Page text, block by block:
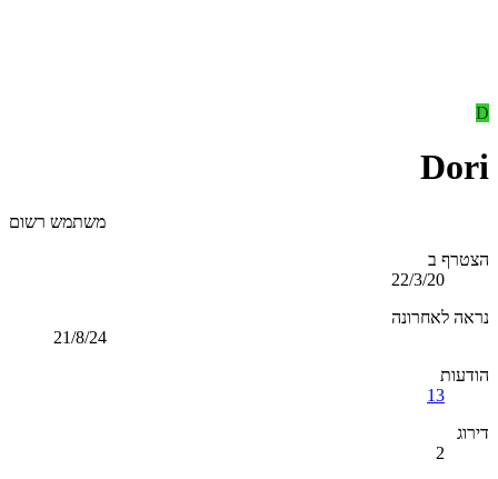
D
Dori
משתמש רשום
הצטרף ב
22/3/20
נראה לאחרונה
21/8/24
הודעות
13
דירוג
2